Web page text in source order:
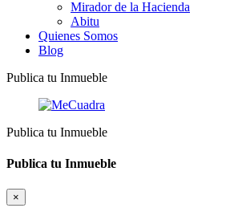
Mirador de la Hacienda
Abitu
Quienes Somos
Blog
Publica tu Inmueble
Publica tu Inmueble
Publica tu Inmueble
×